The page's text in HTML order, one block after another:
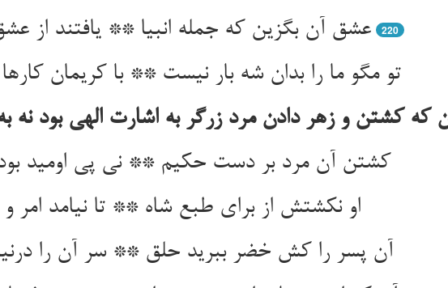
عشق آن بگزین که جمله انبیا ** یافتند از
220
تو مگو ما را بدان شه بار نیست ** با کریمان کارها دشوار نیست‌‌
که کشتن و زهر دادن مرد زرگر به اشارت الهی بود نه
کشتن آن مرد بر دست حکیم ** نی پی اومید بود و نی ز بیم‌‌
او نکشتش از برای طبع شاه ** تا نیامد امر و الهام اله‌‌